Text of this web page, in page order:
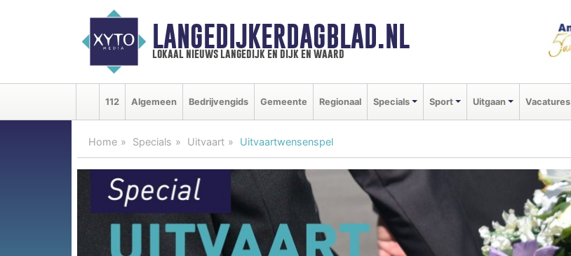
LANGEDIJKERDAGBLAD.NL
lokaal nieuws langedijk en dijk en waard
112 Algemeen Bedrijvengids Gemeente Regionaal Specials Sport Uitgaan Vacatures
Home Specials Uitvaart Uitvaartwensenspel